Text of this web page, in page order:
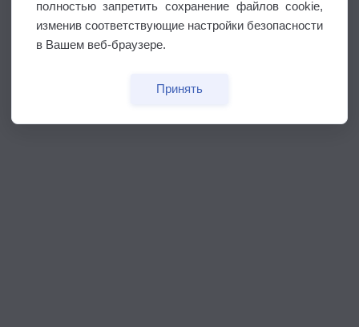
полностью запретить сохранение файлов cookie,
изменив соответствующие настройки безопасности
в Вашем веб-браузере.
Принять